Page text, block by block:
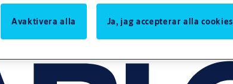
Avaktivera alla
Ja, jag accepterar alla cookies